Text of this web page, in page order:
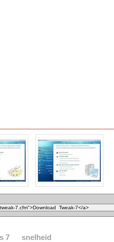
7 snelheid